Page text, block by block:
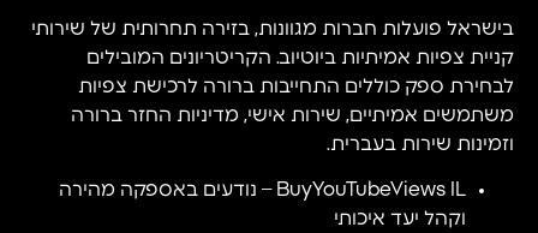
בישראל פועלות חברות מגוונות, בזירה תחרותית של שירותי
קניית צפיות אמיתיות ביוטיוב. הקריטריונים המובילים
לבחירת ספק כוללים התחייבות ברורה לרכישת צפיות
משתמשים אמיתיים, שירות אישי, מדיניות החזר ברורה
וזמינות שירות בעברית.
BuyYouTubeViews IL – נודעים באספקה מהירה
וקהל יעד איכותי